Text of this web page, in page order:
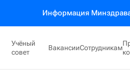
Информация
Учёный
совет
ВакансииСотрудникам